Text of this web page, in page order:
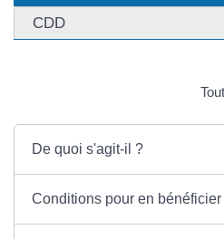
CDD
De quoi s'agit-il ?
Conditions pour en bénéficier